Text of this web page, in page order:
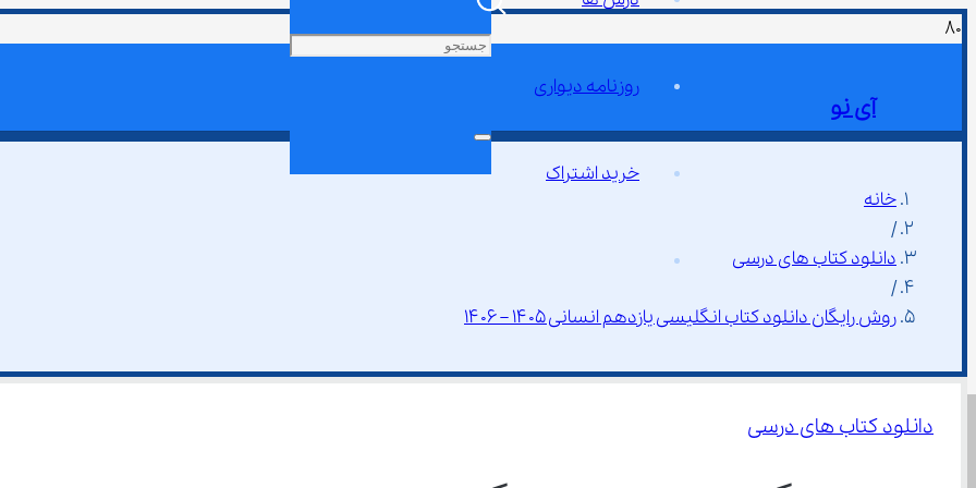
آی نو
روزنامه دیواری
خرید اشتراک
خانه
/
دانلود کتاب های درسی
/
روش رایگان دانلود کتاب انگلیسی یازدهم انسانی ۱۴۰۵ – ۱۴۰۶
دانلود کتاب های درسی